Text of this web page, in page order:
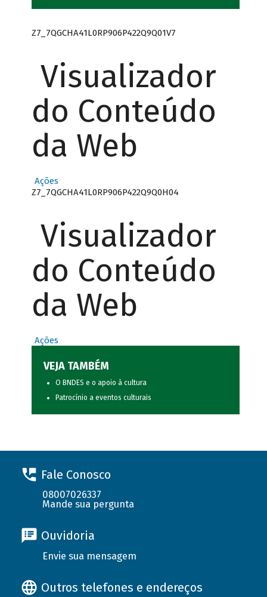
Z7_7QGCHA41L0RP906P422Q9Q01V7
Visualizador
do Conteúdo
da Web
Ações
Z7_7QGCHA41L0RP906P422Q9Q0H04
Visualizador
do Conteúdo
da Web
Ações
VEJA TAMBÉM
O BNDES e o apoio à cultura
Patrocínio a eventos culturais
Fale Conosco
08007026337
Mande sua pergunta
Ouvidoria
Envie sua mensagem
Outros telefones e endereços